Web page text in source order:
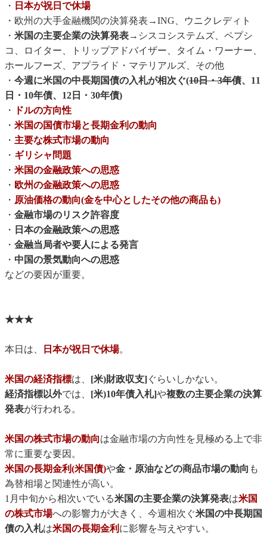
・ 日本が祝日で休場
・欧州の大手金融機関の決算発表→ING、ウニクレディト
・ 米国の主要企業の決算発表→シスコシステムズ、ペプシ
コ、ロイター、トリップアドバイザー、タイム・ワーナー、
ホールフーズ、アプライド・マテリアルズ、その他
・ 今週に米国の中長期国債の入札が相次ぐ(10日・3年債、11
日・10年債、12日・30年債)
・
ドルの方向性
・ 米国の国債市場と長期金利の動向
・ 主要な株式市場の動向
・ ギリシャ問題
・ 米国の金融政策への思惑
・ 欧州の金融政策への思惑
・ 原油価格の動向(金を中心としたその他の商品も)
・ 金融市場のリスク許容度
・ 日本の金融政策への思惑
・ 金融当局者や要人による発言
・ 中国の景気動向への思惑
などの要因が重要。
★★★
本日は、 日本が祝日で休場。
米国の経済指標は、 [米)財政収支]ぐらいしかない。
経済指標以外では、 [米)10年債入札]や複数の主要企業の決算
発表が行われる。
米国の株式市場の動向は金融市場の方向性を見極める上で非
常に重要な要因。
米国の長期金利(米国債)や金・原油などの商品市場の動向 も
為替相場と関連性が高い。
1月中旬から相次いでいる米国の主要企業の決算発表は米国
の株式市場への影響力が大きく、今週相次ぐ米国の中長期国
債の入札は米国の長期金利 に影響を与えやすい。